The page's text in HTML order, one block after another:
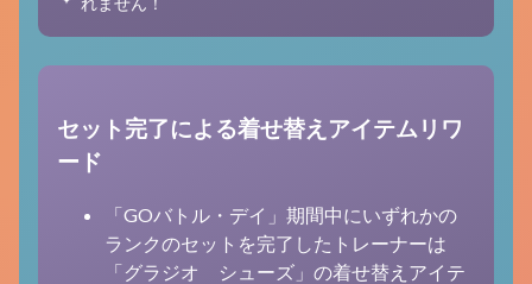
セット完了による着せ替えアイテムリワ
ード
「GOバトル・デイ」期間中にいずれかの
ランクのセットを完了したトレーナーは
「グラジオ シューズ」の着せ替えアイテ